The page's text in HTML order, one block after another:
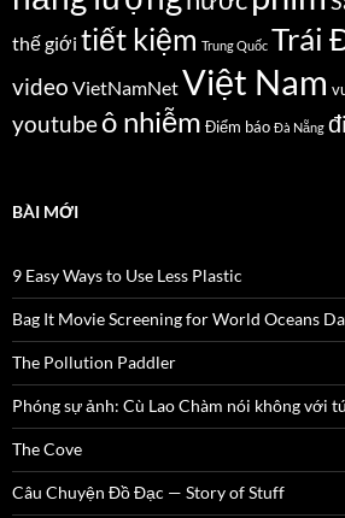
thế giới tiết kiệm Trung Quốc Trái
video VietNamNetViệt Nam
youtubeô nhiễm Điểm báo Đà Nẵng
BÀI MỚI
9 Easy Ways to Use Less Plastic
Bag It Movie Screening for World Oceans
The Pollution Paddler
Phóng sự ảnh: Cù Lao Chàm nói không với
The Cove
Câu Chuyện Đồ Đạc — Story of Stuff